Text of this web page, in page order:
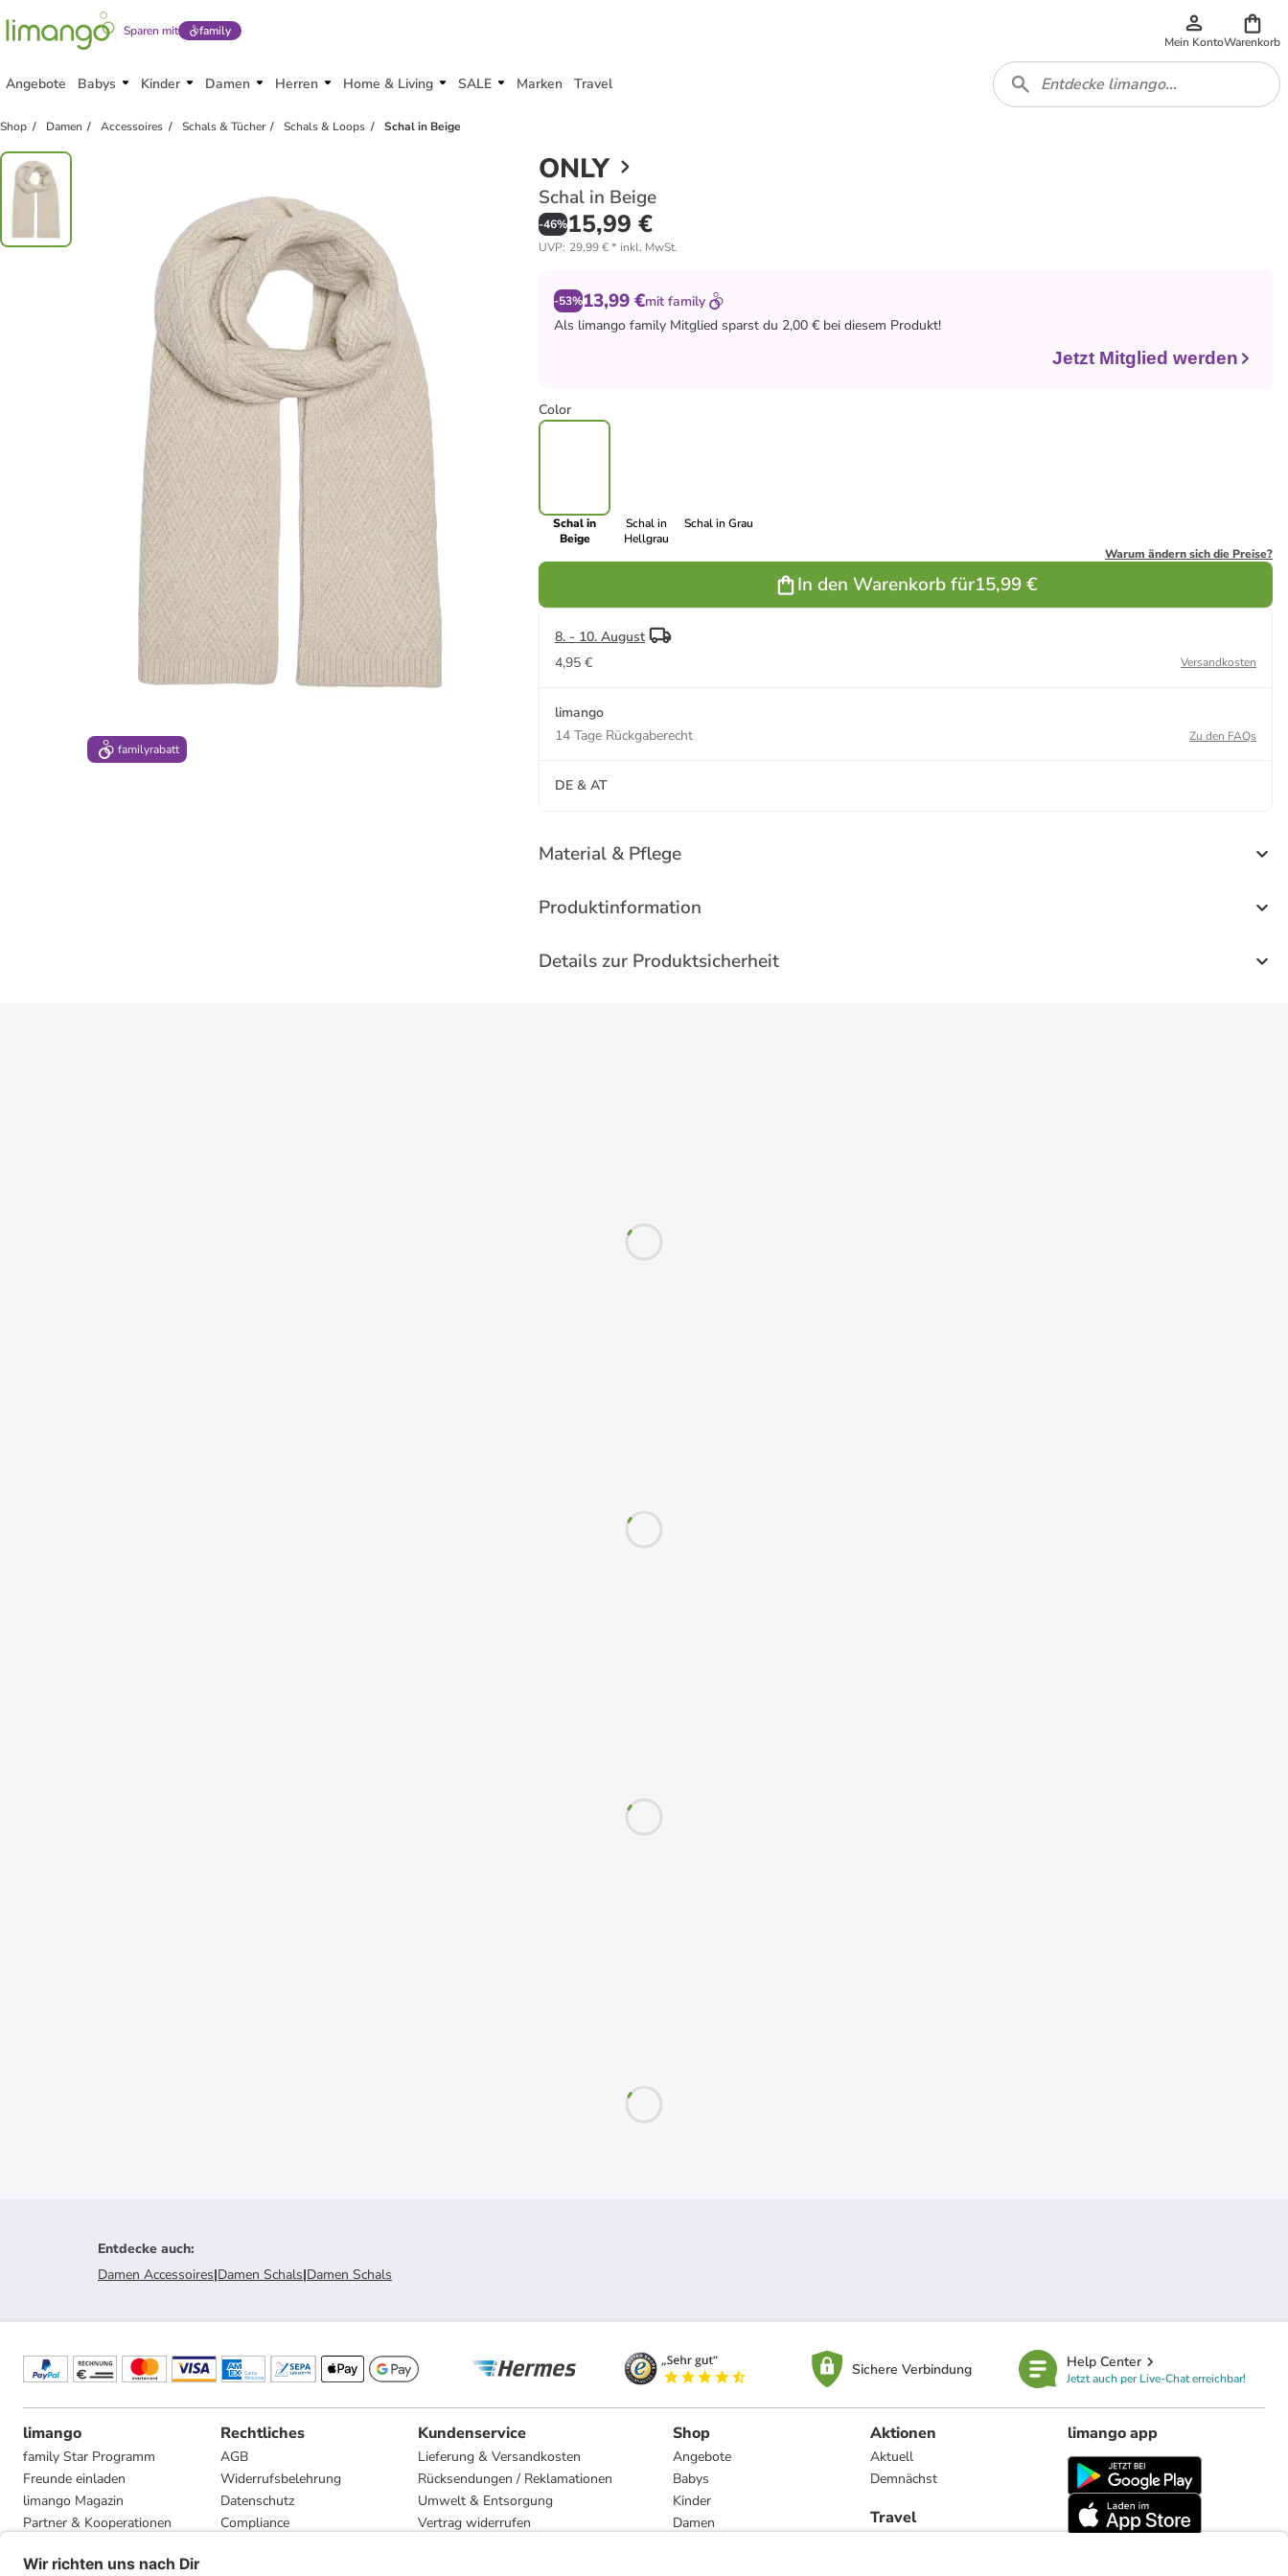
Sparen mit family
Mein KontoWarenkorb
Angebote Babys Kinder Damen Herren Home & Living SALE Marken Travel
Shop Damen Accessoires Schals & Tücher Schals & Loops Schal in Beige
familyrabatt
familyrabatt
ONLY
Schal in Beige
-46%15,99 €
UVP: 29,99 €* inkl. MwSt.
-53%13,99 €mit family
Als limango family Mitglied sparst du 2,00 € bei diesem Produkt!
Jetzt Mitglied werden
Color
Schal in
Beige
Schal in
Hellgrau
Schal in Grau
Warum ändern sich die Preise?
In den Warenkorb für15,99 €
8. - 10. August
4,95 €
Versandkosten
limango
14 Tage Rückgaberecht
Zu den FAQs
DE & AT
Material & Pflege
Produktinformation
Details zur Produktsicherheit
Entdecke auch:
Damen Accessoires|Damen Schals|Damen Schals
Sichere Verbindung Help Center
Jetzt auch per Live-Chat erreichbar!
limango
family Star Programm
Freunde einladen
limango Magazin
Partner & Kooperationen
Presse
Rechtliches
AGB
Widerrufsbelehrung
Datenschutz
Compliance
Kundenservice
Lieferung & Versandkosten
Rücksendungen / Reklamationen
Umwelt & Entsorgung
Vertrag widerrufen
Shop
Angebote
Babys
Kinder
Damen
Aktionen
Aktuell
Demnächst
Travel
limango app